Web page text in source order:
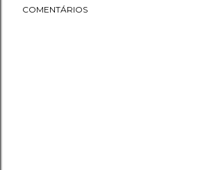
COMENTÁRIOS